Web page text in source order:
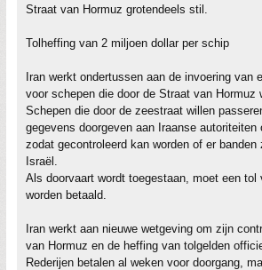
Straat van Hormuz grotendeels stil.
Tolheffing van 2 miljoen dollar per schip
Iran werkt ondertussen aan de invoering van
voor schepen die door de Straat van Hormuz
Schepen die door de zeestraat willen
gegevens doorgeven aan Iraanse autoriteiten
zodat gecontroleerd kan worden of er
Israël.
Als doorvaart wordt toegestaan, moet een tol
worden betaald.
Iran werkt aan nieuwe wetgeving om zijn
van Hormuz en de heffing van tolgelden
Rederijen betalen al weken voor doorgang,